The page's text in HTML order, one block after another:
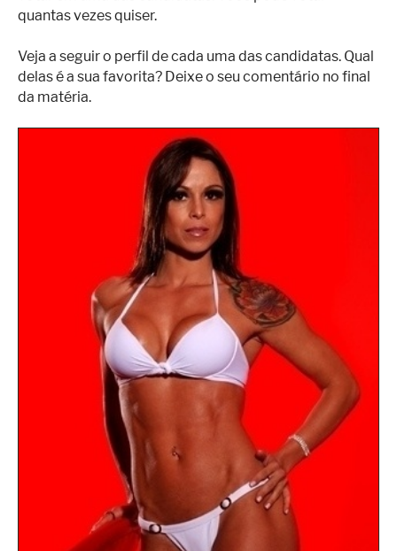
quantas vezes quiser.
Veja a seguir o perfil de cada uma das candidatas. Qual
delas é a sua favorita? Deixe o seu comentário no final
da matéria.